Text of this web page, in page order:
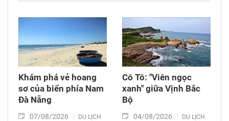
Khám phá vẻ hoang
sơ của biển phía Nam
Đà Nẵng
07/08/2026 DU LỊCH
Cô Tô: "Viên ngọc
xanh" giữa Vịnh Bắc
Bộ
04/08/2026 DU LỊCH